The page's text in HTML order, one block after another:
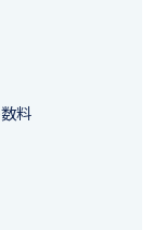
料